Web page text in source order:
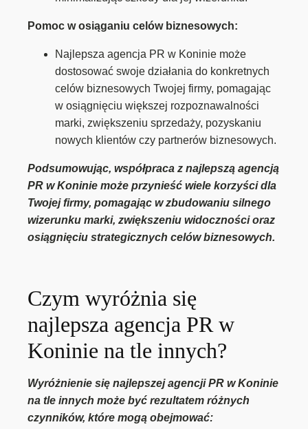
Pomoc w osiąganiu celów biznesowych:
Najlepsza agencja PR w Koninie może
dostosować swoje działania do konkretnych
celów biznesowych Twojej firmy, pomagając
w osiągnięciu większej rozpoznawalności
marki, zwiększeniu sprzedaży, pozyskaniu
nowych klientów czy partnerów biznesowych.
Podsumowując, współpraca z najlepszą agencją
PR w Koninie może przynieść wiele korzyści dla
Twojej firmy, pomagając w zbudowaniu silnego
wizerunku marki, zwiększeniu widoczności oraz
osiągnięciu strategicznych celów biznesowych.
Czym wyróżnia się
najlepsza agencja PR w
Koninie na tle innych?
Wyróżnienie się najlepszej agencji PR w Koninie
na tle innych może być rezultatem różnych
czynników, które mogą obejmować: